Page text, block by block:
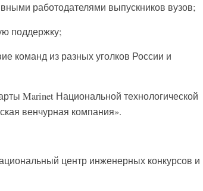
работодателями выпускников вузов;
поддержку;
команд из разных уголков России и
Marinet Национальной технологической
венчурная компания».
центр инженерных конкурсов и